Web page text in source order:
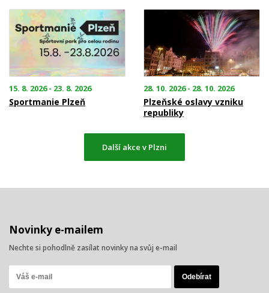
15. 8. 2026 - 23. 8. 2026
Sportmanie Plzeň
28. 10. 2026 - 28. 10. 2026
Plzeňské oslavy vzniku
republiky
Další akce v Plzni
Novinky e-mailem
Nechte si pohodlně zasílat novinky na svůj e-mail